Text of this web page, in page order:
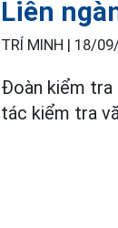
Liên
TRÍ MINH | 18/
Đoàn kiểm tra
tác kiểm tra